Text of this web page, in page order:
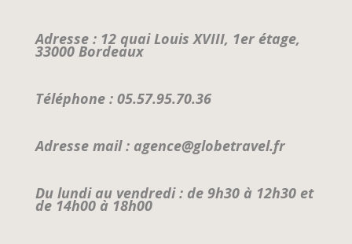
Adresse : 12 quai Louis XVIII, 1er étage,
33000 Bordeaux
Téléphone : 05.57.95.70.36
Adresse mail : agence@globetravel.fr
Du lundi au vendredi : de 9h30 à 12h30 et
de 14h00 à 18h00